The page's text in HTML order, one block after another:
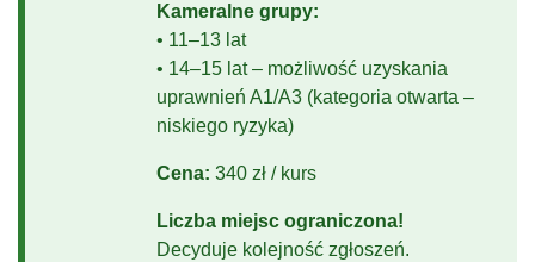
Kameralne grupy:
• 11–13 lat
• 14–15 lat – możliwość uzyskania
uprawnień A1/A3 (kategoria otwarta –
niskiego ryzyka)
Cena: 340 zł / kurs
Liczba miejsc ograniczona!
Decyduje kolejność zgłoszeń.